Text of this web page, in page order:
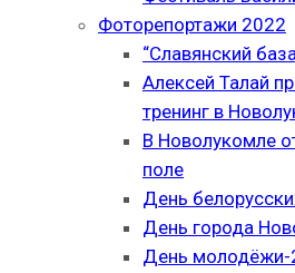
Фоторепортажи 2022
“Славянский
Алексей Талай
тренинг в
В Новолукомле
поле
День
День города
День молодёжи-